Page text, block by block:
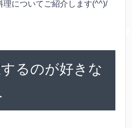
理についてご紹介します(^^)/
るのが好きな